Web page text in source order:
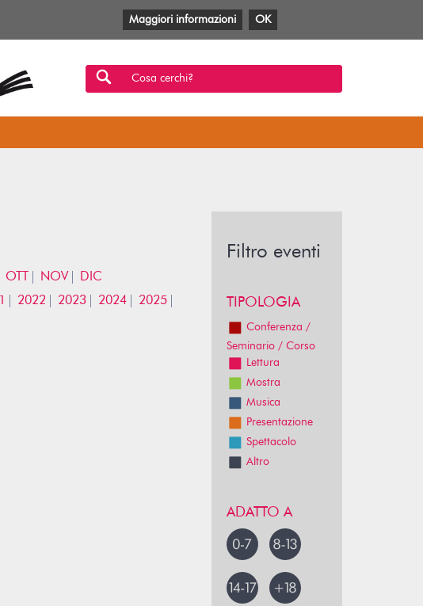
Facebook
TwitterYouTube
Anobii
SBTMlol
Cosa cerchi?
OTT NOV
DIC
2022 2023 2024
2025
Filtro eventi
TIPOLOGIA
Conferenza /
Seminario / Corso
Lettura
Mostra
Musica
Presentazione
Spettacolo
Altro
ADATTO A
Maggiori informazioni OK